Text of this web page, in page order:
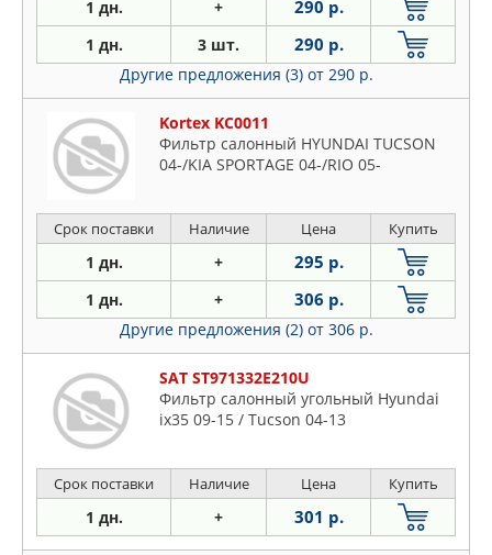
1 дн. + 290 р.
1 дн. 3 шт. 290 р.
Другие предложения (3) от 290 р.
Kortex KC0011
Фильтр салонный HYUNDAI TUCSON
04-/KIA SPORTAGE 04-/RIO 05-
Срок поставки Наличие Цена Купить
1 дн. + 295 р.
1 дн. + 306 р.
Другие предложения (2) от 306 р.
SAT ST971332E210U
Фильтр салонный угольный Hyundai
ix35 09-15 / Tucson 04-13
Срок поставки Наличие Цена Купить
1 дн. + 301 р.